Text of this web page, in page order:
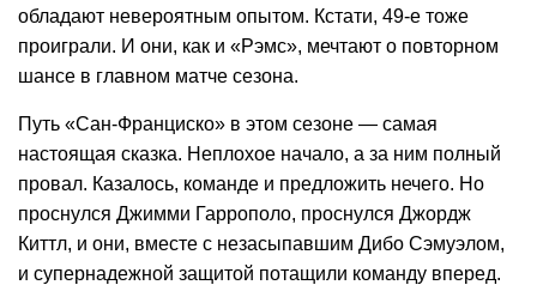
обладают невероятным опытом. Кстати, 49-е тоже
проиграли. И они, как и «Рэмс», мечтают о повторном
шансе в главном матче сезона.
Путь «Сан-Франциско» в этом сезоне — самая
настоящая сказка. Неплохое начало, а за ним полный
провал. Казалось, команде и предложить нечего. Но
проснулся Джимми Гаррополо, проснулся Джордж
Киттл, и они, вместе с незасыпавшим Дибо Сэмуэлом,
и супернадежной защитой потащили команду вперед.